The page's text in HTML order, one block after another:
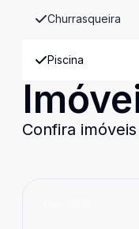
Churrasqueira
Piscina
Confira